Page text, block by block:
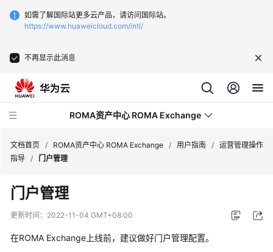
如需了解国际站更多云产品，请访问国际站。
https://www.huaweicloud.com/intl/
不再显示此消息
ROMA资产中心 ROMA Exchange
最
新
动
文档首页 / ROMA资产中心 ROMA Exchange / 用户指南 / 运营管理操作
指导 / 门户管理
门户管理
更新时间： 2022-11-04 GMT+08:00
在ROMA Exchange上线前，建议做好门户管理配置。